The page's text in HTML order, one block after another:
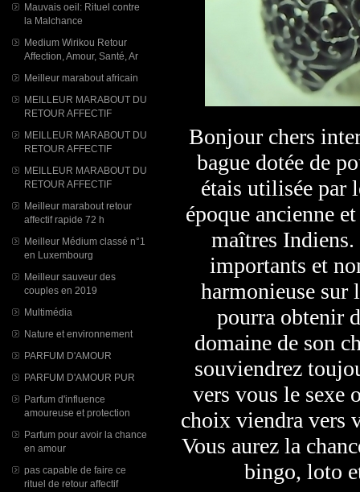
Mauvais oeil: Rituel contre
la Malchance
Medium Wirikou Retour
Affection, Amour, Santé, Ar
Meilleur marabout africain
MEILLEUR MARABOUT DU
RETOUR AFFECTIF
MEILLEUR MARABOUT DU
RETOUR AFFECTIF
MEILLEUR MARABOUT DU
RETOUR AFFECTIF
Meilleur marabout retour
affectif rapide 72 h
Meilleur Médium classé n°1
en Luxembourg
Meilleur sauveur des
couples en 2019
Multimédia
Nature et environnement
PARFUM D'AMOUR
PARFUM D'AMOUR PUR
Parfum d'influence
amoureuse et protection
Parfum pour avoir la chance
en amour
pas capable de faire ce
rituel de retour affectif
Bonjour chers
bague dotée de
étais utilisée par
époque ancienne
maîtres Indiens.
importants et
harmonieuse sur
pourra obtenir
domaine de son
souviendrez
vers vous le sexe
choix viendra vers
Vous aurez la
bingo, loto